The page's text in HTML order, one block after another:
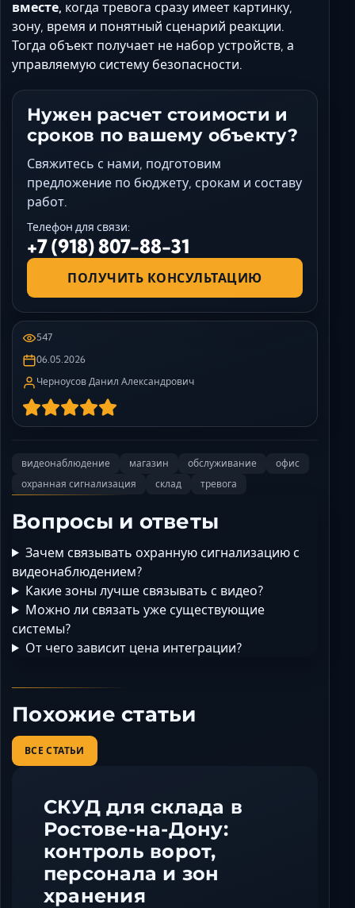
вместе, когда тревога сразу имеет картинку,
зону, время и понятный сценарий реакции.
Тогда объект получает не набор устройств, а
управляемую систему безопасности.
Нужен расчет стоимости и
сроков по вашему объекту?
Свяжитесь с нами, подготовим
предложение по бюджету, срокам и составу
работ.
Телефон для связи:
+7 (918) 807-88-31
ПОЛУЧИТЬ КОНСУЛЬТАЦИЮ
547
06.05.2026
Черноусов Данил Александрович
видеонаблюдение магазин обслуживание
офис
охранная сигнализация
склад тревога
Вопросы и ответы
Зачем связывать охранную сигнализацию с
видеонаблюдением?
Какие зоны лучше связывать с видео?
Можно ли связать уже существующие
системы?
От чего зависит цена интеграции?
Похожие статьи
ВСЕ СТАТЬИ
СКУД для склада в
Ростове-на-Дону:
контроль ворот,
персонала и зон
хранения